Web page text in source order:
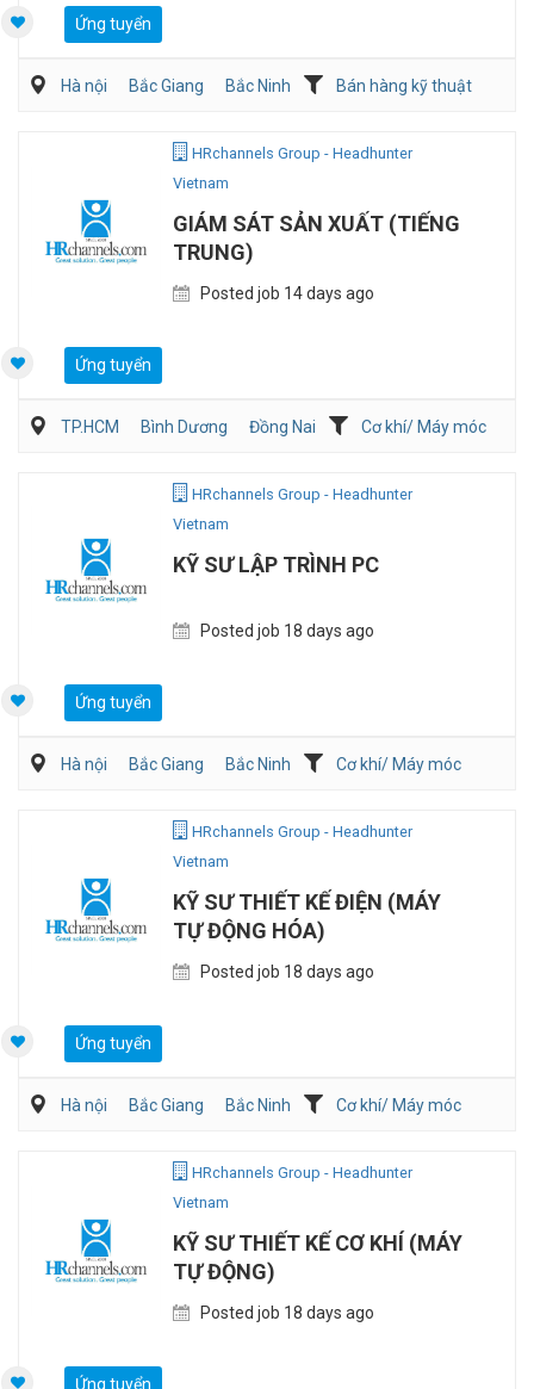
Ứng tuyển
Hà nội Bắc Giang Bắc Ninh
Bán hàng kỹ thuật
HRchannels Group - Headhunter
Vietnam
GIÁM SÁT SẢN XUẤT (TIẾNG
TRUNG)
Posted job 14 days ago
Ứng tuyển
TP.HCM Bình Dương Đồng Nai
Cơ khí/ Máy móc
HRchannels Group - Headhunter
Vietnam
KỸ SƯ LẬP TRÌNH PC
Posted job 18 days ago
Ứng tuyển
Hà nội Bắc Giang Bắc Ninh Cơ khí/ Máy móc
HRchannels Group - Headhunter
Vietnam
KỸ SƯ THIẾT KẾ ĐIỆN (MÁY
TỰ ĐỘNG HÓA)
Posted job 18 days ago
Ứng tuyển
Hà nội Bắc Giang Bắc Ninh
Cơ khí/ Máy móc
HRchannels Group - Headhunter
Vietnam
KỸ SƯ THIẾT KẾ CƠ KHÍ (MÁY
TỰ ĐỘNG)
Posted job 18 days ago
Ứng tuyển